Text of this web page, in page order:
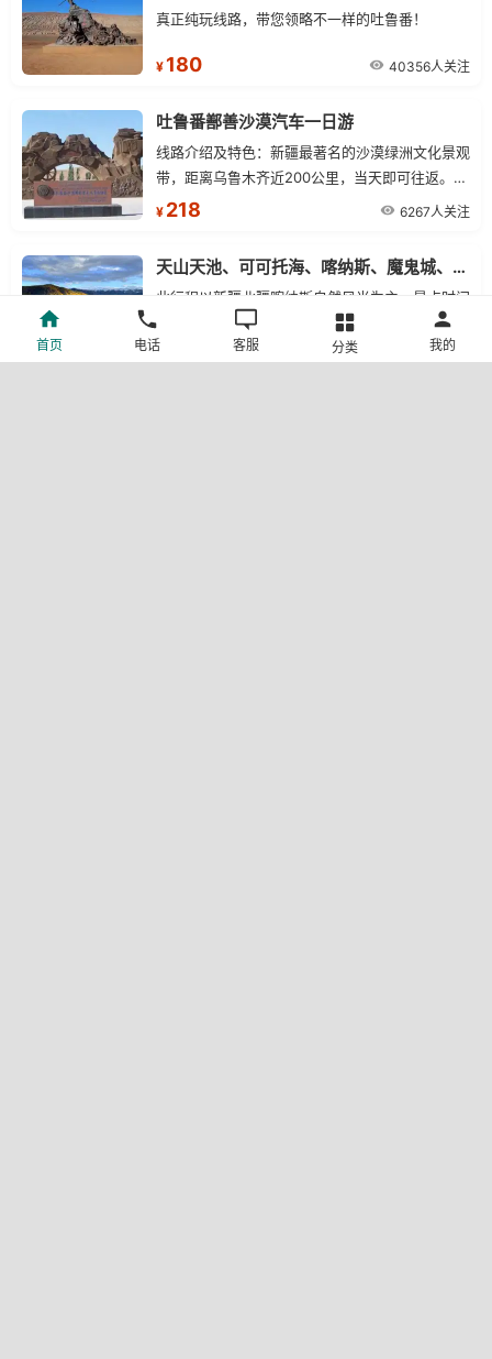
真正纯玩线路，带您领略不一样的吐鲁番！
¥ 180 40356人关注
吐鲁番鄯善沙漠汽车一日游
线路介绍及特色：新疆最著名的沙漠绿洲文化景观
带，距离乌鲁木齐近200公里，当天即可往返。此
线路将游览全国最美的沙漠---库木塔格沙漠公园
地方（每年3月粉红的杏花在火焰山的峡谷中悄悄
¥ 218 6267人关注
天山天池、可可托海、喀纳斯、魔鬼城、吐鲁番北疆特色深度游
此行程以新疆北疆喀纳斯自然风光为主，景点时间
充裕，途中可感受新疆地大物博之神奇，感受高山
湖泊的秀美壮丽，感受古老的西域文化。
电话咨询
首页 电话 客服 分类 我的